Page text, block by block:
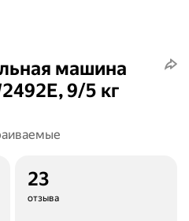
машина
9/5 кг
23
отзыва